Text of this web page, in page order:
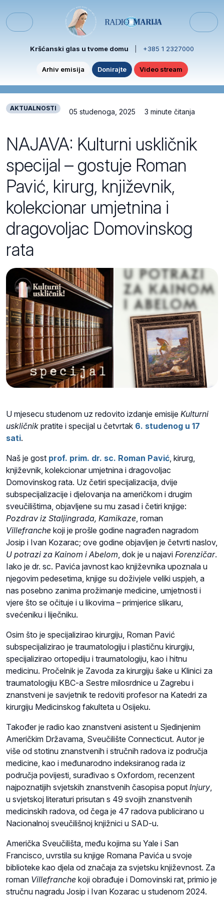
Menu
Kršćanski glas u tvome domu +385 1 2327000
Arhiv emisija Donirajte Video stream
AKTUALNOSTI 05 studenoga, 2025 3 minute čitanja
NAJAVA: Kulturni uskličnik
specijal – gostuje Roman
Pavić, kirurg, književnik,
kolekcionar umjetnina i
dragovoljac Domovinskog
rata
U mjesecu studenom uz redovito izdanje emisije Kulturni
uskličnik pratite i specijal u četvrtak 6. studenog u 17
sati.
Naš je gost prof. prim. dr. sc. Roman Pavić , kirurg,
književnik, kolekcionar umjetnina i dragovoljac
Domovinskog rata. Uz četiri specijalizacija, dvije
subspecijalizacije i djelovanja na američkom i drugim
sveučilištima, objavljene su mu zasad i četiri knjige:
Pozdrav iz Staljingrada, Kamikaze , roman
Villefranche koji je prošle godine nagrađen nagradom
Josip i Ivan Kozarac; ove godine objavljen je četvrti naslov,
U potrazi za Kainom i Abelom , dok je u najavi Forenzičar.
Iako je dr. sc. Pavića javnost kao književnika upoznala u
njegovim pedesetima, knjige su doživjele veliki uspjeh, a
nas posebno zanima prožimanje medicine, umjetnosti i
vjere što se očituje i u likovima – primjerice slikaru,
svećeniku i liječniku.
Osim što je specijalizirao kirurgiju, Roman Pavić
subspecijalizirao je traumatologiju i plastičnu kirurgiju,
specijalizirao ortopediju i traumatologiju, kao i hitnu
medicinu. Pročelnik je Zavoda za kirurgiju šake u Klinici za
traumatologiju KBC-a Sestre milosrdnice u Zagrebu i
znanstveni je savjetnik te redoviti profesor na Katedri za
kirurgiju Medicinskog fakulteta u Osijeku.
Također je radio kao znanstveni asistent u Sjedinjenim
Američkim Državama, Sveučilište Connecticut. Autor je
više od stotinu znanstvenih i stručnih radova iz područja
medicine, kao i međunarodno indeksiranog rada iz
područja povijesti, surađivao s Oxfordom, recenzent
najpoznatijih svjetskih znanstvenih časopisa poput Injury
u svjetskoj literaturi prisutan s 49 svojih znanstvenih
medicinskih radova, od čega je 47 radova publicirano u
Nacionalnoj sveučilišnoj knjižnici u SAD-u.
Američka Sveučilišta, među kojima su Yale i San
Francisco, uvrstila su knjige Romana Pavića u svoje
biblioteke kao djela od značaja za svjetsku književnost. Za
roman Villefranche koji obrađuje i Domovinski rat, primio je
stručnu nagradu Josip i Ivan Kozarac u studenom 2024.